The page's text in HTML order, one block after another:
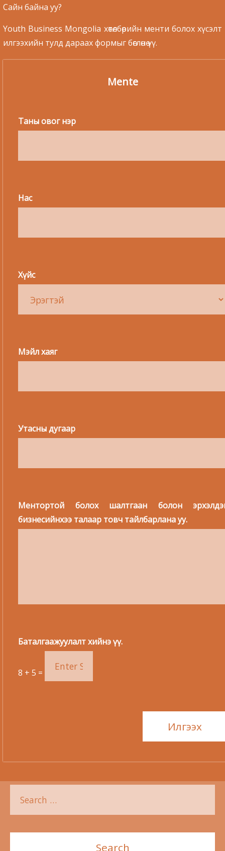
Сайн байна уу?
Youth Business Mongolia хөтөлбөрийн менти болох хүсэлт
илгээхийн тулд дараах формыг бөглөнө үү.
Mente
Таны овог нэр
Нас
Хүйс
Мэйл хаяг
Утасны дугаар
Ментортой болох шалтгаан болон
бизнесийнхээ талаар товч тайлбарлана уу.
Баталгаажуулалт хийнэ үү.
8 + 5 =